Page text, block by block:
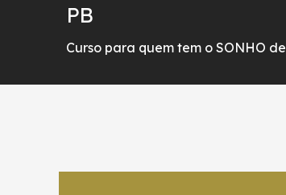
PB
Curso para quem tem o SONHO